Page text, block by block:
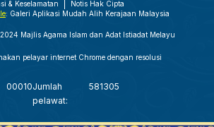
& Keselamatan
Notis Hak Cipta
: Galeri Aplikasi Mudah Alih Kerajaan Malaysia
Majlis Agama Islam dan Adat Istiadat Melayu
pelayar internet Chrome dengan resolusi
00010Jumlah
pelawat:
581305